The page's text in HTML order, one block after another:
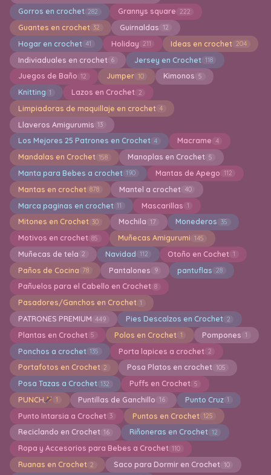
Gorros en crochet 282 Grannys square 222
Guantes en crochet 32 Guirnaldas 12
Hogar en crochet 41 Holiday 211 Ideas en crochet 204
Indiviaduales en crochet 6 Jersey en Crochet 118
Juegos de Baño 12 Jumper 10 Kimonos 5
Knitting 1 Lazos en Crochet 2
Limpiadoras de maquillaje en crochet 4
Llaveros Amigurumis 13
Los Mejores 25 Patrones en Crochet 4 Macrame 4
Mandalas en Crochet 158 Manoplas en Crochet 5
Manta para Bebes a crochet 190 Mantas de Apego 112
Mantas en crochet 878 Mantel a crochet 40
Marca paginas en crochet 11 Mascarillas 1
Mitones en Crochet 30 Mochila 17 Monederos 35
Motivos en crochet 85 Muñecas Amigurumi 145
Muñecas de tela 2 Navidad 112 Otoño en Cochet 1
Paños de Cocina 78 Pantalones 9 pantuflas 28
Pañuelos para el Cabello en Crochet 8
Pasadores/Ganchos en Crochet 1
PATRONES PREMIUM 449 Pies Descalzos en Crochet 2
Plantas en Crochet 5 Polos en Crochet 1 Pompones 1
Ponchos a crochet 135 Porta lapices a crochet 2
Portafotos en Crochet 2 Posa Platos en crochet 105
Posa Tazas a Crochet 132 Puffs en Crochet 5
PUNCH 1 Puntillas de Ganchillo 16 Punto Cruz 1
Punto Intarsia a Crochet 3 Puntos en Crochet 125
Reciclando en Crochet 16 Riñoneras en Crochet 12
Ropa y Accesorios para Bebes a Crochet 110
Ruanas en Crochet 2 Saco para Dormir en Crochet 10